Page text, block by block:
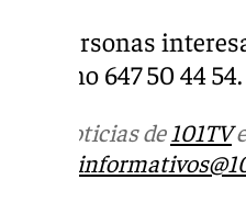
Las personas
teléfono 647 50 44 54.
Más noticias de101TV